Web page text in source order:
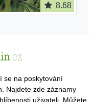
8.68
se na poskytování
Najdete zde záznamy
uživateli. Můžete